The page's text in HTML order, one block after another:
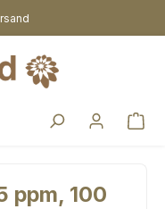
ppm, 100